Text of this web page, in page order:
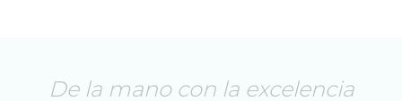
De la mano con la excelencia